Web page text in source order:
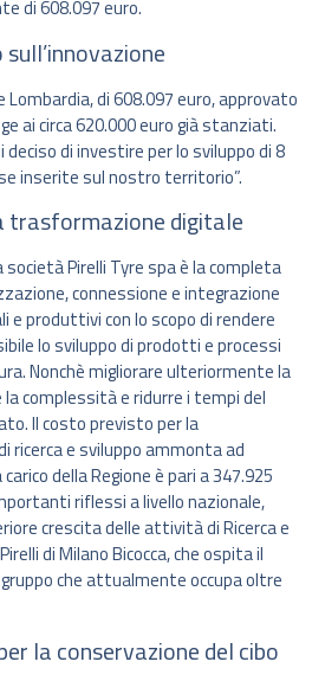
di 608.097 euro.
Lombardia, di 608.097 euro, approvato
ai circa 620.000 euro già stanziati.
di investire per lo sviluppo di 8
inserite sul nostro territorio”.
trasformazione digitale
Pirelli Tyre spa è la completa
connessione e integrazione
e produttivi con lo scopo di rendere
lo sviluppo di prodotti e processi
Nonchè migliorare ulteriormente la
complessità e ridurre i tempi del
Il costo previsto per la
ricerca e sviluppo ammonta ad
della Regione è pari a 347.925
riflessi a livello nazionale,
crescita delle attività di Ricerca e
di Milano Bicocca, che ospita il
che attualmente occupa oltre
la conservazione del cibo